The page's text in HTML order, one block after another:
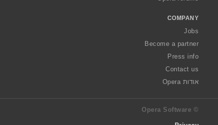
COMPANY
Jobs
Become a partner
Press info
Contact us
אודות Opera
© Opera Software